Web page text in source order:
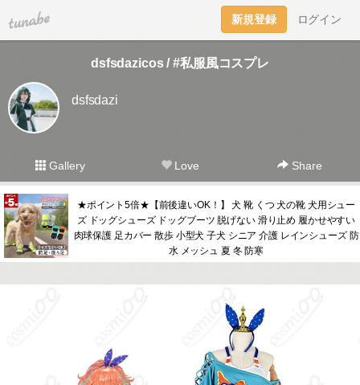
tuna.be 新規登録 ログイン
dsfsdazicos / #私服風コスプレ
dsfsdazi
Gallery Love Share
★ポイント5倍★【前後違いOK！】 犬 靴 くつ 犬の靴 犬用シュー
ズ ドッグシューズ ドッグブーツ 脱げない 滑り止め 履かせやすい
肉球保護 足カバー 散歩 小型犬 子犬 シニア 介護 レインシューズ 防
水 メッシュ 夏 冬 防寒